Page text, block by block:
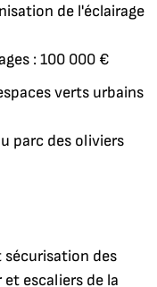
de l'éclairage
: 100 000 €
verts urbains
parc des oliviers
des
escaliers de la